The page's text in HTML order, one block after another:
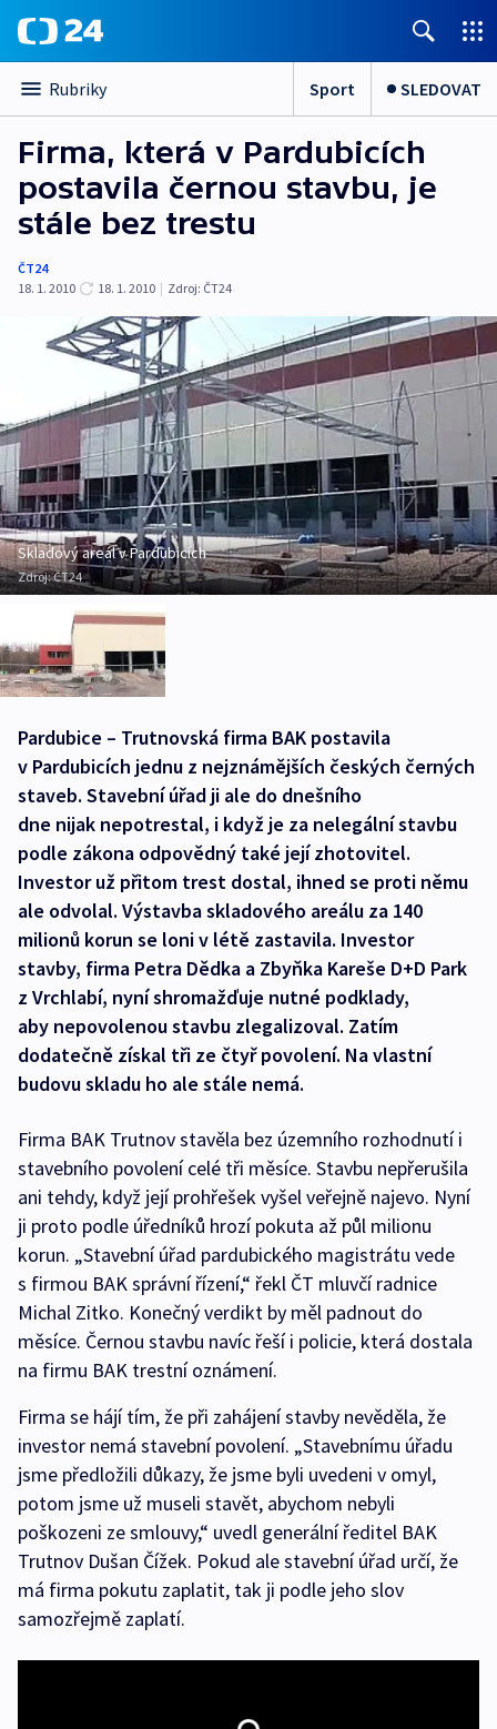
Rubriky Sport SLEDOVAT
Firma, která v Pardubicích
postavila černou stavbu, je
stále bez trestu
ČT24
18. 1. 2010
18. 1. 2010 | Zdroj: ČT24
Skladový areál v Pardubicích
Zdroj:ČT24
Pardubice – Trutnovská firma BAK postavila
v Pardubicích jednu z nejznámějších českých černých
staveb. Stavební úřad ji ale do dnešního
dne nijak nepotrestal, i když je za nelegální stavbu
podle zákona odpovědný také její zhotovitel.
Investor už přitom trest dostal, ihned se proti němu
ale odvolal. Výstavba skladového areálu za 140
milionů korun se loni v létě zastavila. Investor
stavby, firma Petra Dědka a Zbyňka Kareše D+D Park
z Vrchlabí, nyní shromažďuje nutné podklady,
aby nepovolenou stavbu zlegalizoval. Zatím
dodatečně získal tři ze čtyř povolení. Na vlastní
budovu skladu ho ale stále nemá.
Firma BAK Trutnov stavěla bez územního rozhodnutí i
stavebního povolení celé tři měsíce. Stavbu nepřerušila
ani tehdy, když její prohřešek vyšel veřejně najevo. Nyní
ji proto podle úředníků hrozí pokuta až půl milionu
korun. „Stavební úřad pardubického magistrátu vede
s firmou BAK správní řízení,“ řekl ČT mluvčí radnice
Michal Zitko. Konečný verdikt by měl padnout do
měsíce. Černou stavbu navíc řeší i policie, která dostala
na firmu BAK trestní oznámení.
Firma se hájí tím, že při zahájení stavby nevěděla, že
investor nemá stavební povolení. „Stavebnímu úřadu
jsme předložili důkazy, že jsme byli uvedeni v omyl,
potom jsme už museli stavět, abychom nebyli
poškozeni ze smlouvy,“ uvedl generální ředitel BAK
Trutnov Dušan Čížek. Pokud ale stavební úřad určí, že
má firma pokutu zaplatit, tak ji podle jeho slov
samozřejmě zaplatí.